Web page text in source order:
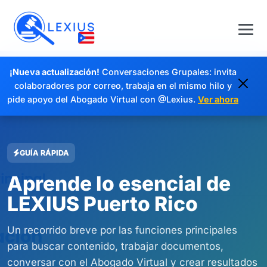
¡Nueva actualización! Conversaciones Grupales: invita
colaboradores por correo, trabaja en el mismo hilo y
pide apoyo del Abogado Virtual con @Lexius. Ver ahora
GUÍA RÁPIDA
Aprende lo esencial de
LEXIUS Puerto Rico
Un recorrido breve por las funciones principales
para buscar contenido, trabajar documentos,
conversar con el Abogado Virtual y crear resultados